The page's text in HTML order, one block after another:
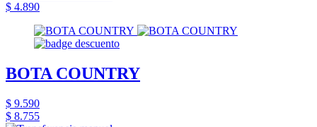
$ 4.890
BOTA COUNTRY
$ 9.590
$ 8.755